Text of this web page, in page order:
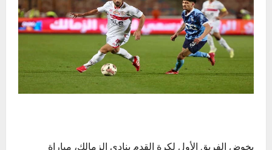
يخوض الفريق الأول لكرة القدم بنادي الزمالك، مباراة